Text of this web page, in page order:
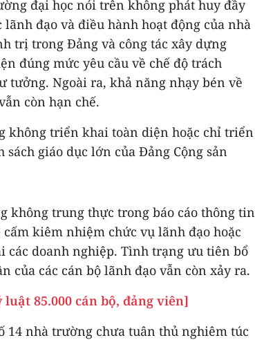
đại học nói trên không phát huy đầy
đạo và điều hành hoạt động của nhà
trị trong Đảng và công tác xây dựng
đúng mức yêu cầu về chế độ trách
Ngoài ra, khả năng nhạy bén về
còn hạn chế.
không triển khai toàn diện hoặc chỉ triển
giáo dục lớn của Đảng Cộng sản
không trung thực trong báo cáo thông tin
kiêm nhiệm chức vụ lãnh đạo hoặc
các doanh nghiệp. Tình trạng ưu tiên bổ
của các cán bộ lãnh đạo vẫn còn xảy ra.
85.000 cán bộ, đảng viên]
14 nhà trường chưa tuân thủ nghiêm túc